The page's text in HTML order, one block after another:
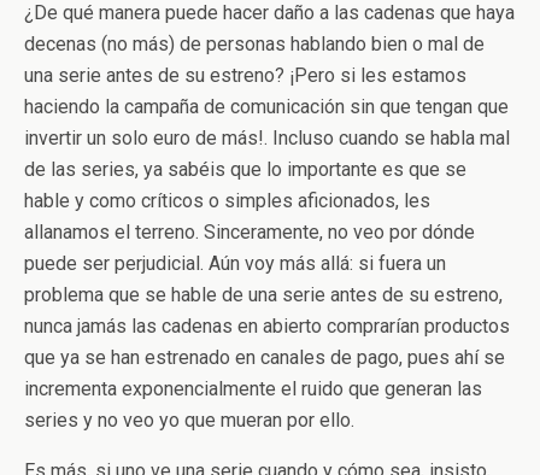
¿De qué manera puede hacer daño a las cadenas que haya
decenas (no más) de personas hablando bien o mal de
una serie antes de su estreno? ¡Pero si les estamos
haciendo la campaña de comunicación sin que tengan que
invertir un solo euro de más!. Incluso cuando se habla mal
de las series, ya sabéis que lo importante es que se
hable y como críticos o simples aficionados, les
allanamos el terreno. Sinceramente, no veo por dónde
puede ser perjudicial. Aún voy más allá: si fuera un
problema que se hable de una serie antes de su estreno,
nunca jamás las cadenas en abierto comprarían productos
que ya se han estrenado en canales de pago, pues ahí se
incrementa exponencialmente el ruido que generan las
series y no veo yo que mueran por ello.
Es más, si uno ve una serie cuando y cómo sea, insisto,